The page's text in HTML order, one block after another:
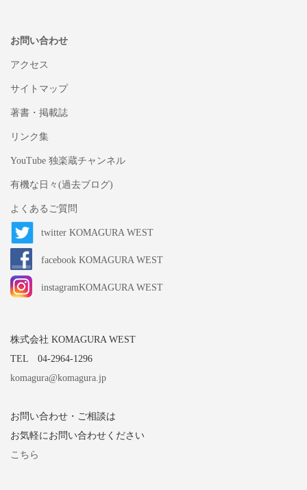
お問い合わせ
アクセス
サイトマップ
著書・掲載誌
リンク集
YouTube 独楽蔵チャンネル
有機な日々(過去ブログ)
よくあるご質問
twitter KOMAGURA WEST
facebook KOMAGURA WEST
instagramKOMAGURA WEST
株式会社 KOMAGURA WEST
TEL 04-2964-1296
komagura@komagura.jp
お問い合わせ・ご相談は
お気軽にお問い合わせください
こちら